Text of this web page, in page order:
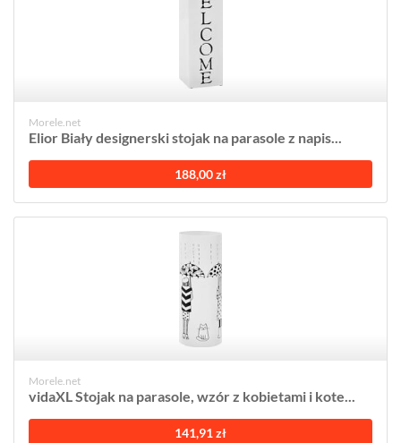
Morele.net
Elior Biały designerski stojak na parasole z napis...
188,00 zł
Morele.net
vidaXL Stojak na parasole, wzór z kobietami i kote...
141,91 zł